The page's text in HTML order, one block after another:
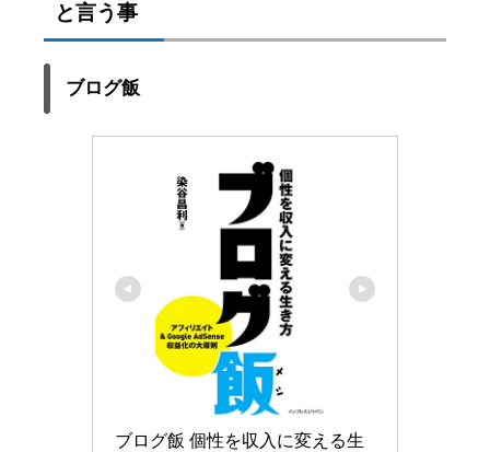
と言う事
ブログ飯
ブログ飯 個性を収入に変える生